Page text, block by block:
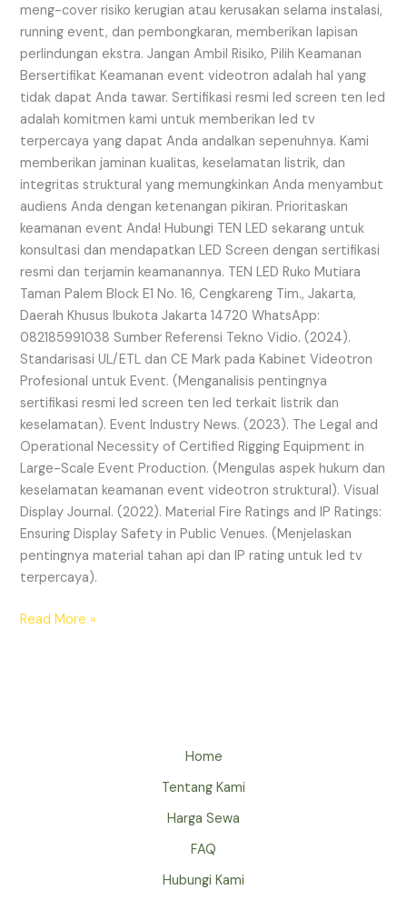
meng-cover risiko kerugian atau kerusakan selama instalasi,
running event, dan pembongkaran, memberikan lapisan
perlindungan ekstra. Jangan Ambil Risiko, Pilih Keamanan
Bersertifikat Keamanan event videotron adalah hal yang
tidak dapat Anda tawar. Sertifikasi resmi led screen ten led
adalah komitmen kami untuk memberikan led tv
terpercaya yang dapat Anda andalkan sepenuhnya. Kami
memberikan jaminan kualitas, keselamatan listrik, dan
integritas struktural yang memungkinkan Anda menyambut
audiens Anda dengan ketenangan pikiran. Prioritaskan
keamanan event Anda! Hubungi TEN LED sekarang untuk
konsultasi dan mendapatkan LED Screen dengan sertifikasi
resmi dan terjamin keamanannya. TEN LED Ruko Mutiara
Taman Palem Block E1 No. 16, Cengkareng Tim., Jakarta,
Daerah Khusus Ibukota Jakarta 14720 WhatsApp:
082185991038 Sumber Referensi Tekno Vidio. (2024).
Standarisasi UL/ETL dan CE Mark pada Kabinet Videotron
Profesional untuk Event. (Menganalisis pentingnya
sertifikasi resmi led screen ten led terkait listrik dan
keselamatan). Event Industry News. (2023). The Legal and
Operational Necessity of Certified Rigging Equipment in
Large-Scale Event Production. (Mengulas aspek hukum dan
keselamatan keamanan event videotron struktural). Visual
Display Journal. (2022). Material Fire Ratings and IP Ratings:
Ensuring Display Safety in Public Venues. (Menjelaskan
pentingnya material tahan api dan IP rating untuk led tv
terpercaya).
Read More »
Home
Tentang Kami
Harga Sewa
FAQ
Hubungi Kami